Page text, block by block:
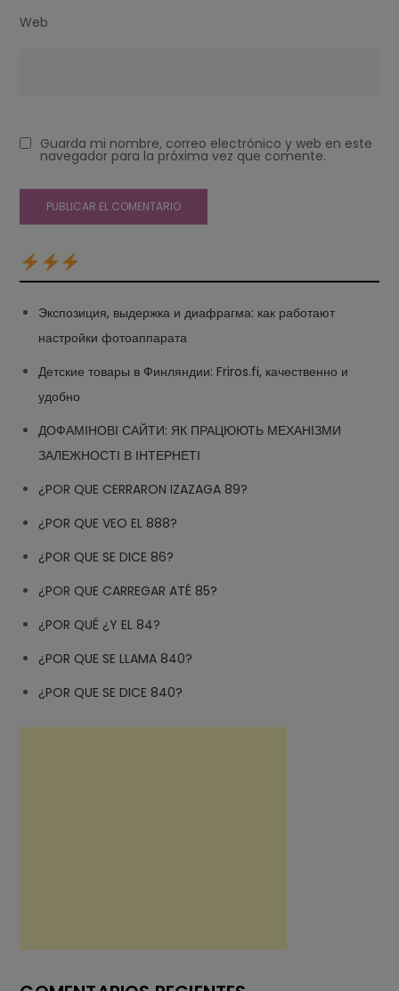
Web
Guarda mi nombre, correo electrónico y web en este
navegador para la próxima vez que comente.
Экспозиция, выдержка и диафрагма: как работают
настройки фотоаппарата
Детские товары в Финляндии: Friros.fi, качественно и
удобно
ДОФАМІНОВІ САЙТИ: ЯК ПРАЦЮЮТЬ МЕХАНІЗМИ
ЗАЛЕЖНОСТІ В ІНТЕРНЕТІ
¿POR QUE CERRARON IZAZAGA 89?
¿POR QUE VEO EL 888?
¿POR QUE SE DICE 86?
¿POR QUE CARREGAR ATÉ 85?
¿POR QUÉ ¿Y EL 84?
¿POR QUE SE LLAMA 840?
¿POR QUE SE DICE 840?